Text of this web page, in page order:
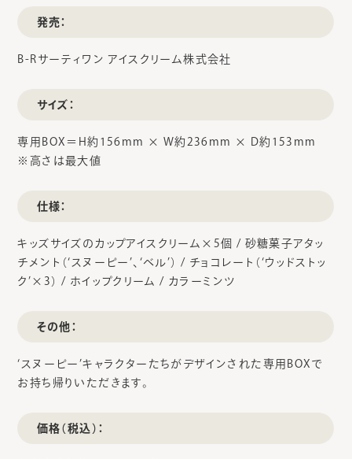
発売：
B-Rサーティワン アイスクリーム株式会社
サイズ：
専用BOX＝H約156mm × W約236mm × D約153mm
※高さは最大値
仕様：
キッズサイズのカップアイスクリーム×5個 / 砂糖菓子アタッ
チメント（‘スヌーピー’、‘ベル’） / チョコレート（‘ウッドストッ
ク’×3） / ホイップクリーム / カラーミンツ
その他：
‘スヌーピー’キャラクターたちがデザインされた専用BOXで
お持ち帰りいただきます。
価格（税込）：